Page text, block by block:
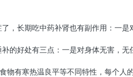
，长期吃中药补肾也有副作用：一
的好处有三点：一是对身体无害，
物有寒热温良平等不同特性，每个人